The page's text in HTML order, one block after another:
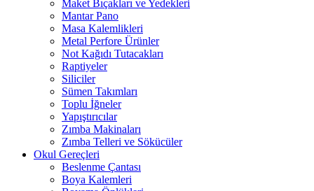
Maket Bıçakları ve Yedekleri
Mantar Pano
Masa Kalemlikleri
Metal Perfore Ürünler
Not Kağıdı Tutacakları
Raptiyeler
Siliciler
Sümen Takımları
Toplu İğneler
Yapıştırıcılar
Zımba Makinaları
Zımba Telleri ve Sökücüler
Okul Gereçleri
Beslenme Çantası
Boya Kalemleri